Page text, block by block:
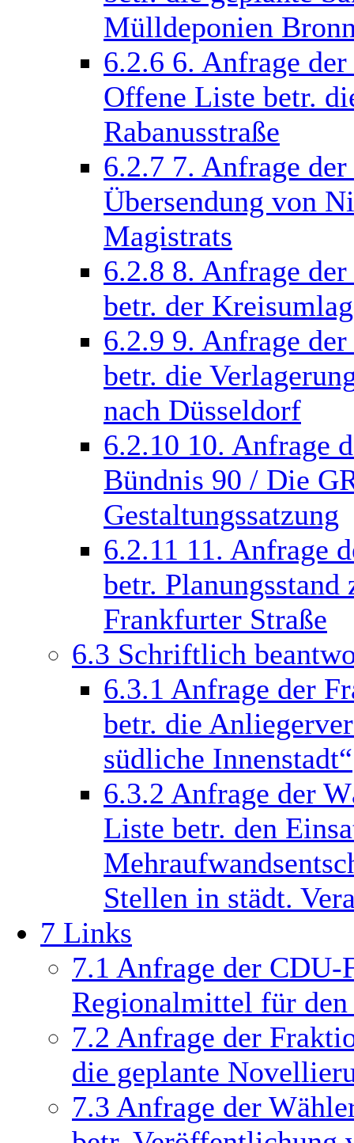
Mülldeponien
6.2.6 6. Anfrage
Offene Liste betr.
Rabanusstraße
6.2.7 7. Anfrage
Übersendung von
Magistrats
6.2.8 8. Anfrage
betr. der
6.2.9 9. Anfrage
betr. die
nach Düsseldorf
6.2.10 10. Anfrage
Bündnis 90 / Die
Gestaltungssatzung
6.2.11 11. Anfrage
betr.
Frankfurter Straße
6.3 Schriftlich
6.3.1 Anfrage der
betr. die
südliche Innenstadt“
6.3.2 Anfrage der
Liste betr. den
Stellen in städt.
7 Links
7.1 Anfrage der CDU-
Regionalmittel für
7.2 Anfrage der
die geplante
7.3 Anfrage der